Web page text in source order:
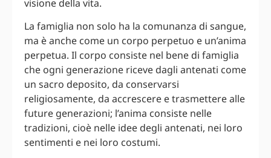
visione della vita.
La famiglia non solo ha la comunanza di sangue,
ma è anche come un corpo perpetuo e un’anima
perpetua. Il corpo consiste nel bene di famiglia
che ogni generazione riceve dagli antenati come
un sacro deposito, da conservarsi
religiosamente, da accrescere e trasmettere alle
future generazioni; l’anima consiste nelle
tradizioni, cioè nelle idee degli antenati, nei loro
sentimenti e nei loro costumi.